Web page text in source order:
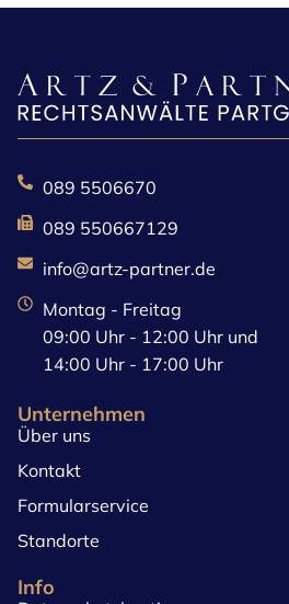
089 5506670
089 550667129
info@artz-partner.de
Montag - Freitag
09:00 Uhr - 12:00 Uhr und
14:00 Uhr - 17:00 Uhr
Unternehmen
Über uns
Kontakt
Formularservice
Standorte
Info